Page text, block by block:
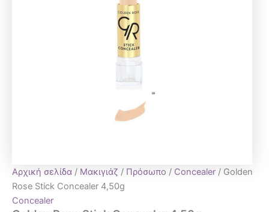
Αρχική σελίδα / Μακιγιάζ / Πρόσωπο / Concealer / Golden
Rose Stick Concealer 4,50g
Concealer